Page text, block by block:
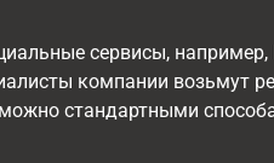
сервисы,
компании возьмут
стандартными